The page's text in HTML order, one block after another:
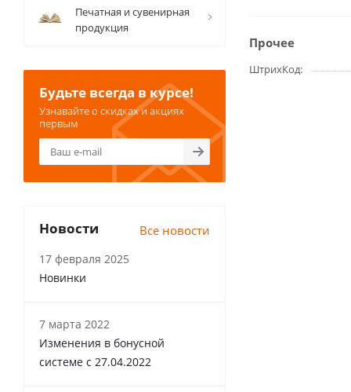
Прочее
ШтрихКод
Печатная и сувенирная
продукция
Будьте всегда в курсе!
Узнавайте о скидках и акциях
первым
Новости Все новости
17 февраля 2025
Новинки
7 марта 2022
Изменения в бонусной
системе с 27.04.2022